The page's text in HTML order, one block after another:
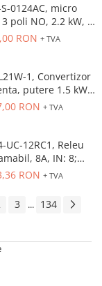
0124AC, micro
poli NO, 2.2 kW, 5
1NC , bobina 24 V
RON + TVA
1, Convertizor
putere 1.5 kW,
x 230 VAC, OUT: 3
RON + TVA
UC-12RC1, Releu
8A, IN: 8;
4
RON + TVA
3 ... 134